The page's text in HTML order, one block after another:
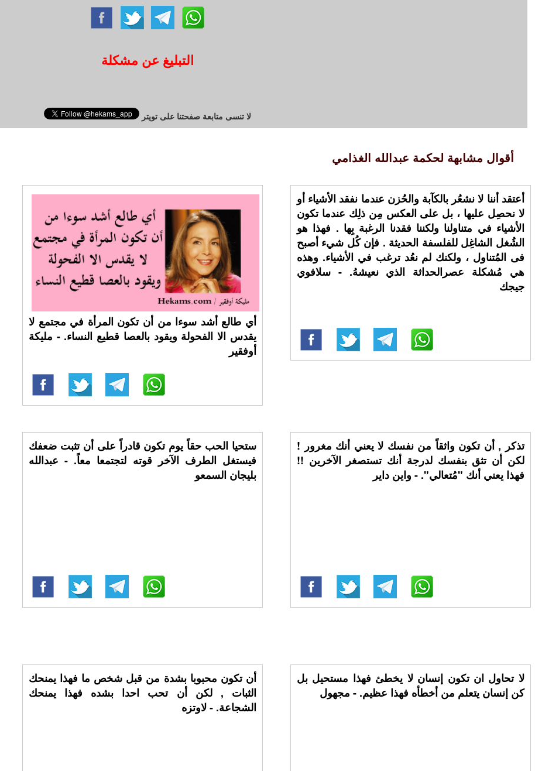
التبليغ عن مشكلة
لا تنسى متابعة صفحتنا على تويتر
أقوال مشابهة لحكمة عبدالله الغذامي
أي طالع أشد سوءا من أن تكون المرأة في مجتمع لا
يقدس الا الفحولة ويقود بالعصا قطيع النساء. - مليكة
أوفقير
أعتقد أننا لا نشعُر بالكآبة والحُزن عندما نفقد الأشياء أو
لا نحصِل عليها ، بل على العكس مِن ذلِك عندما تكون
الأشياء في متناولنا ولكننا فقدنا الرغبة بِها . فهذا هو
الشُغل الشاغِل للفلسفة الحديثة . فإن كُل شيء أصبح
فى المُتناول ، ولكنك لم نعُد ترغب في الأشياء. وهذه
هي مُشكلة عصرالحداثة الذي نعيشهُ. - سلافوي
جيجك
ستحيا الحب حقاً يوم تكون قادراً على أن تثبت ضعفك
فيستغل الطرف الآخر قوته لتجتمعا معاً. - عبدالله
بليجان السمعو
تذكر , أن تكون واثقاً من نفسك لا يعني أنك مغرور !
لكن أن تثق بنفسك لدرجة أنك تستصغر الآخرين !!
فهذا يعني أنك "مُتعالي". - واين داير
أن تكون محبوبا بشدة من قبل شخص ما فهذا يمنحك
الثبات , لكن أن تحب احدا بشده فهذا يمنحك
الشجاعة. - لاوتزه
لا تحاول ان تكون إنسان لا يخطئ فهذا مستحيل بل
كن إنسان يتعلم من أخطأه فهذا عظيم. - مجهول